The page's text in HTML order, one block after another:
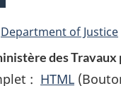
Department of Justice
des
: HTML Texte